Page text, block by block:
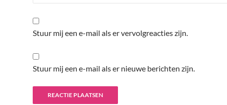
Stuur mij een e-mail als er vervolgreacties zijn.
Stuur mij een e-mail als er nieuwe berichten zijn.